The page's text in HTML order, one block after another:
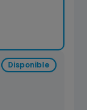
Disponible